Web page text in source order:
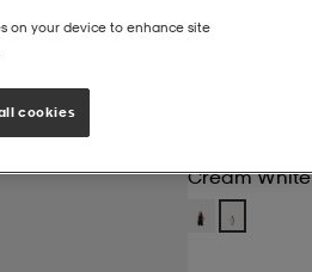
Cream White
on your device to enhance site
cookies